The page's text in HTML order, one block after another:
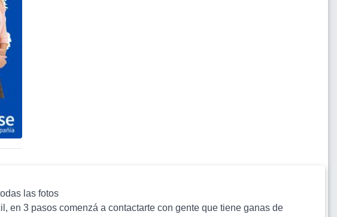
las fotos
en 3 pasos comenzá a contactarte con gente que tiene ganas de